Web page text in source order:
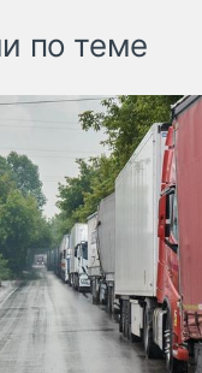
по теме